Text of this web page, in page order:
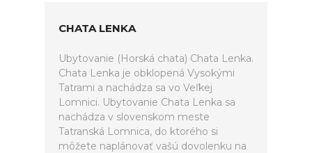
CHATA LENKA
Ubytovanie (Horská chata) Chata Lenka.
Chata Lenka je obklopená Vysokými
Tatrami a nachádza sa vo Veľkej
Lomnici. Ubytovanie Chata Lenka sa
nachádza v slovenskom meste
Tatranská Lomnica, do ktorého si
môžete naplánovať vašú dovolenku na